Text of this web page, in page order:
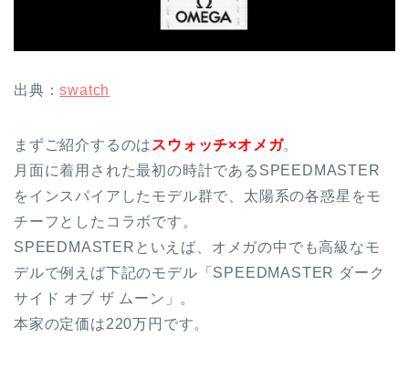
出典：swatch
まずご紹介するのは スウォッチ×オメガ。
月面に着用された最初の時計であるSPEEDMASTER
をインスパイアしたモデル群で、太陽系の各惑星をモ
チーフとしたコラボです。
SPEEDMASTERといえば、オメガの中でも高級なモ
デルで例えば下記のモデル「SPEEDMASTER ダーク
サイド オブ ザ ムーン」。
本家の定価は220万円です。